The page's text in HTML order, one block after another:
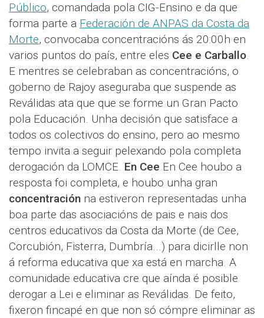
Público, comandada pola CIG-Ensino e da que
forma parte a Federación de ANPAS da Costa da
Morte, convocaba concentracións ás 20:00h en
varios puntos do país, entre eles Cee e Carballo.
E mentres se celebraban as concentracións, o
goberno de Rajoy aseguraba que suspende as
Reválidas ata que que se forme un Gran Pacto
pola Educación. Unha decisión que satisface a
todos os colectivos do ensino, pero ao mesmo
tempo invita a seguir pelexando pola completa
derogación da LOMCE. En Cee En Cee houbo a
resposta foi completa, e houbo unha gran
concentración na estiveron representadas unha
boa parte das asociacións de pais e nais dos
centros educativos da Costa da Morte (de Cee,
Corcubión, Fisterra, Dumbría...) para dicirlle non
á reforma educativa que xa está en marcha. A
comunidade educativa cre que aínda é posible
derogar a Lei e eliminar as Reválidas. De feito,
fixeron fincapé en que non só cómpre eliminar as